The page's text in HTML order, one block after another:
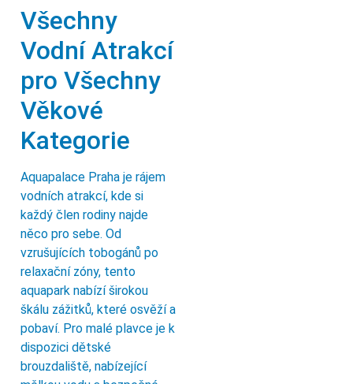
Všechny
Vodní Atrakcí
pro Všechny
Věkové
Kategorie
Aquapalace Praha je rájem
vodních atrakcí, kde si
každý člen rodiny najde
něco pro sebe. Od
vzrušujících tobogánů po
relaxační zóny, tento
aquapark nabízí širokou
škálu zážitků, které osvěží a
pobaví. Pro malé plavce je k
dispozici dětské
brouzdaliště, nabízející